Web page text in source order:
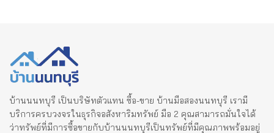
บ้านนนทบุรี เป็นบริษัทตัวแทน ซื้อ-ขาย บ้านมือสองนนทบุรี เรามี
บริการครบวงจรในธุรกิจอสังหาริมทรัพย์ มือ 2 คุณสามารถมั่นใจได้
ว่าทรัพย์ที่มีการซื้อขายกับบ้านนนทบุรีเป็นทรัพย์ที่มีคุณภาพพร้อมอยู่